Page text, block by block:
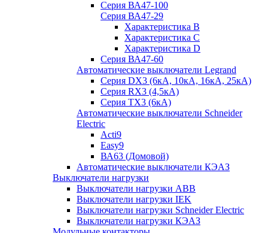
Серия ВА47-100
Серия ВА47-29
Характеристика B
Характеристика C
Характеристика D
Серия ВА47-60
Автоматические выключатели Legrand
Серия DX3 (6кА, 10кА, 16кА, 25кА)
Серия RX3 (4,5кА)
Серия TX3 (6кА)
Автоматические выключатели Schneider
Electric
Acti9
Easy9
ВА63 (Домовой)
Автоматические выключатели КЭАЗ
Выключатели нагрузки
Выключатели нагрузки ABB
Выключатели нагрузки IEK
Выключатели нагрузки Schneider Electric
Выключатели нагрузки КЭАЗ